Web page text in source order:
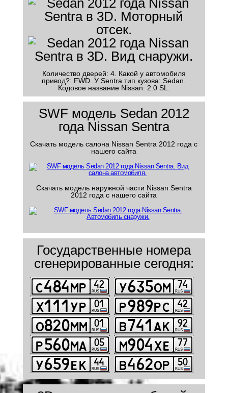
Количество дверей: 4. Какой у автомобиля
привод?: FWD. У Sentra тип кузова: Sedan.
Кодовое название Nissan: 2.0 SL.
SWF модель Sedan 2012
года Nissan Sentra
Скачать модель салона Nissan Sentra 2012 года с
нашего сайта
Скачать модель наружной части Nissan Sentra
2012 года с нашего сайта
Государственные номера
сгенерированные сегодня: